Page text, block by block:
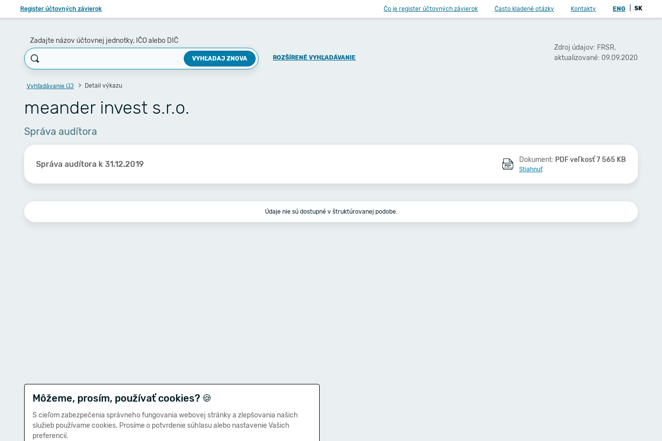
Register účtovných závierok Čo je register účtovných závierok Často kladené otázky Kontakty ENG SK
Zadajte názov účtovnej jednotky, IČO alebo DIČ
VYHĽADAJ ZNOVA ROZŠÍRENÉ VYHĽADÁVANIE
Zdroj údajov: FRSR,
aktualizované: 09.09.2020
Vyhľadávanie ÚJ Detail výkazu
meander invest s.r.o.
Správa audítora
Správa audítora k 31.12.2019 Dokument: PDF veľkosť 7 565 KB
Stiahnuť
Údaje nie sú dostupné v štruktúrovanej podobe.
Môžeme, prosím, používať cookies? 🍪
S cieľom zabezpečenia správneho fungovania webovej stránky a zlepšovania našich
služieb používame cookies. Prosíme o potvrdenie súhlasu alebo nastavenie Vašich
preferencií.